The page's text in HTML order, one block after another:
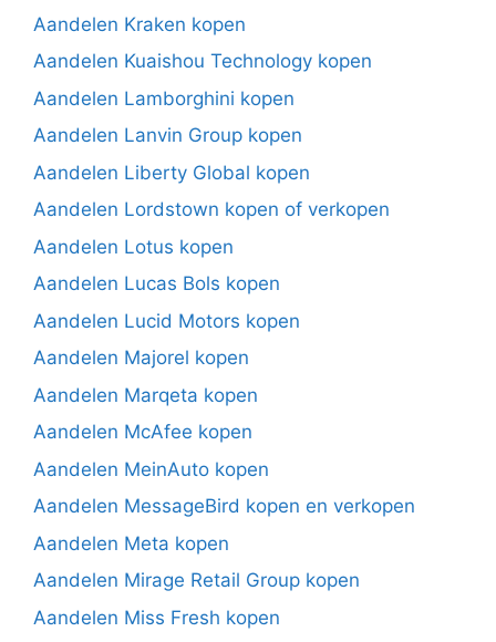
Aandelen Kraken kopen
Aandelen Kuaishou Technology kopen
Aandelen Lamborghini kopen
Aandelen Lanvin Group kopen
Aandelen Liberty Global kopen
Aandelen Lordstown kopen of verkopen
Aandelen Lotus kopen
Aandelen Lucas Bols kopen
Aandelen Lucid Motors kopen
Aandelen Majorel kopen
Aandelen Marqeta kopen
Aandelen McAfee kopen
Aandelen MeinAuto kopen
Aandelen MessageBird kopen en verkopen
Aandelen Meta kopen
Aandelen Mirage Retail Group kopen
Aandelen Miss Fresh kopen